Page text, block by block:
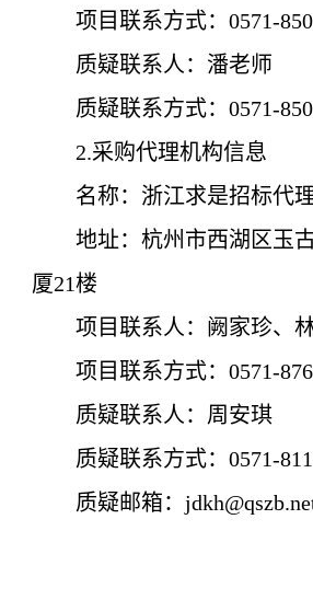
项目联系方式： 0571-
质疑联系人：潘老师
质疑联系方式：0571-
2.采购代理机构信息
名称： 浙江求是招标代
地址： 杭州市西湖区玉
厦21楼
项目联系人： 阙家珍、
项目联系方式： 0571-
质疑联系人： 周安琪
质疑联系方式： 0571-
质疑邮箱：